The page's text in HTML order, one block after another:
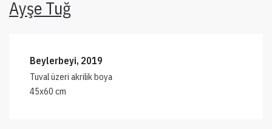
Ayşe Tuğ
Beylerbeyi, 2019
Tuval üzeri akrilik boya
45x60 cm